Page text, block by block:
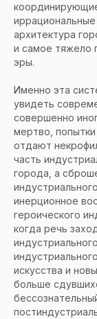
архитектура
и самое тяжело
эры.
Именно эта
увидеть
совершенно
мертво,
отдают
часть
города, а
инерционное
героического
когда речь
искусства и
больше